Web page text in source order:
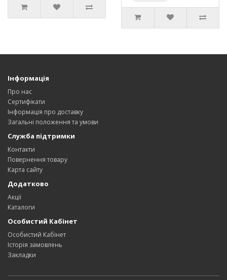
Інформація
Про нас
Сертифікати
Інформація про доставку
Загальні положення та умови
Служба підтримки
Контакти
Повернення товару
Карта сайту
Додатково
Акції
Каталоги
Особистий Кабінет
Особистий Кабінет
Історія замовлень
Закладки